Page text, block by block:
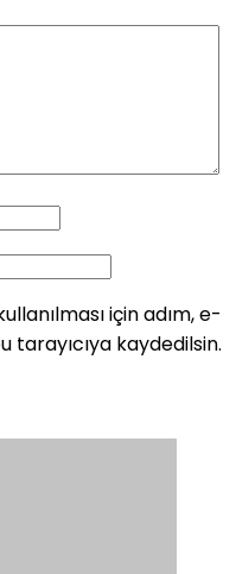
için adım, e-
kaydedilsin.